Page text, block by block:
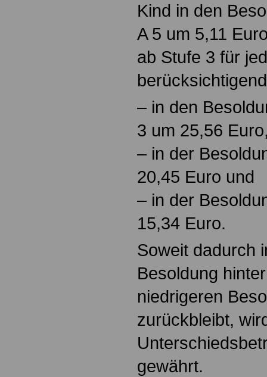
Kind in den
A 5 um 5,11
ab Stufe 3 für
– in den
3 um 25,56
– in der
20,45 Euro und
– in der
15,34 Euro.
Soweit dadurch
Besoldung
niedrigeren
zurückbleibt,
gewährt.